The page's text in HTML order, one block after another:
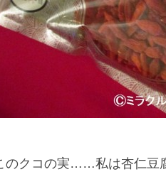
のクコの実……私は杏仁豆